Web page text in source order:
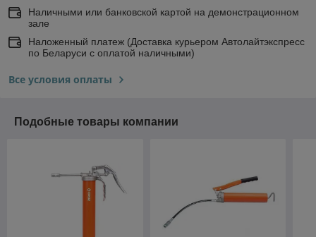
Наличными или банковской картой на демонстрационном
зале
Наложенный платеж (Доставка курьером Автолайтэкспресс
по Беларуси с оплатой наличными)
Все условия оплаты
Подобные товары компании